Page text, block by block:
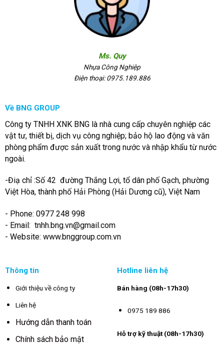
Ms. Quy
Nhựa Công Nghiệp
Điện thoại: 0975.189.886
Về BNG GROUP
Công ty TNHH XNK BNG là nhà cung cấp chuyên nghiệp các
vật tư, thiết bị, dịch vụ công nghiệp; bảo hộ lao động và văn
phòng phẩm được sản xuất trong nước và nhập khẩu từ nước
ngoài.
-Điạ chỉ :Số 42 đường Thắng Lợi, tổ dân phố Gạch, phường
Việt Hòa, thành phố Hải Phòng (Hải Dương cũ), Việt Nam
- Phone: 0977 248 998
- Email: tnhh.bng.vn@gmail.com
- Website: www.bnggroup.com.vn
Thông tin
Giới thiệu về công ty
Liên hệ
Hướng dẫn thanh toán
Chính sách bảo mật
Hotline liên hệ
Bán hàng (08h-17h30)
0975 189 886
Hỗ trợ kỹ thuật (08h-17h30)